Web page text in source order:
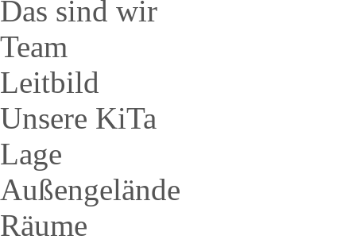
Das sind wir
Team
Leitbild
Unsere KiTa
Lage
Außengelände
Räume